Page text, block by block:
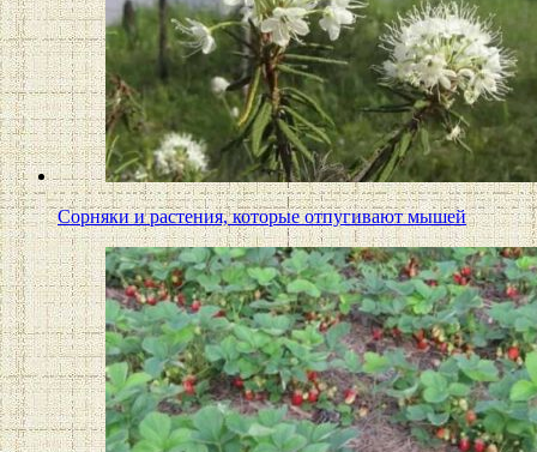
Сорняки и растения, которые отпугивают мышей